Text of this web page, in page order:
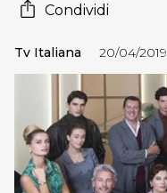
Condividi
Tv Italiana 20/04/2019